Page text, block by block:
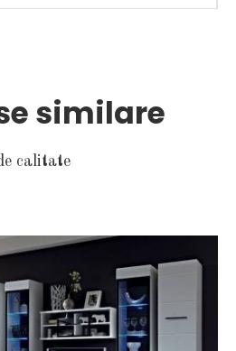
similare
calitate